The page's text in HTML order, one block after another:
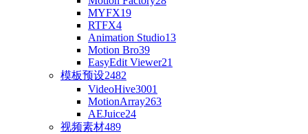
MYFX19
RTFX4
Animation Studio13
Motion Bro39
EasyEdit Viewer21
模板预设2482
VideoHive3001
MotionArray263
AEJuice24
视频素材489